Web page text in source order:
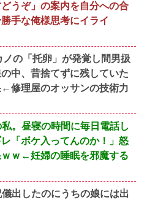
うぞ」の案内を自分への合
手な俺様思考にイライ
の「托卵」が発覚し間男扱
中、昔捨てずに残していた
←修理屋のオッサンの技術力
。昼寝の時間に毎日電話し
「ボケ入ってんのか！」怒
ｗ←妊婦の睡眠を邪魔する
出したのにうちの娘には出